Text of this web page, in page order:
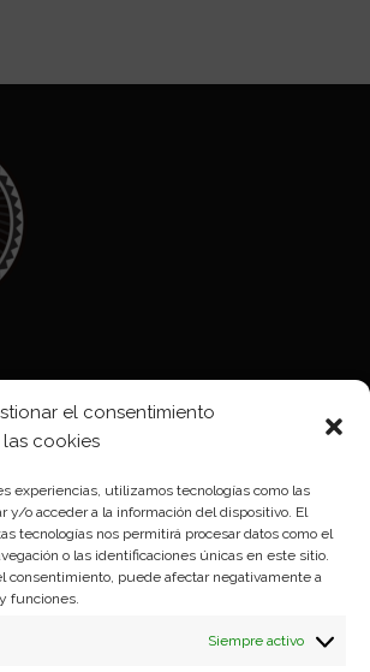
el consentimiento
las cookies
experiencias, utilizamos tecnologías como las
y/o acceder a la información del dispositivo. El
tecnologías nos permitirá procesar datos como el
o las identificaciones únicas en este sitio.
consentimiento, puede afectar negativamente a
funciones.
Siempre activo
de envio